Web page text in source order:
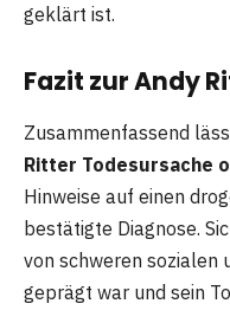
geklärt ist.
Fazit zur Andy
Zusammenfassend
Ritter Todesursache
Hinweise auf einen
bestätigte Diagnose.
von schweren sozialen
geprägt war und sein